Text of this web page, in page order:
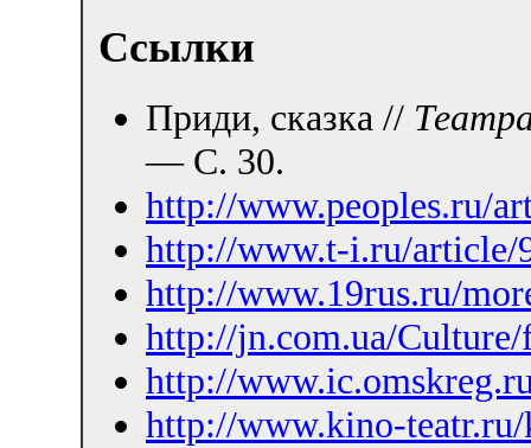
Ссылки
Приди, сказка //
— С. 30.
http://www.peoples.ru/
http://www.t-i.ru/article/
http://www.19rus.ru/
http://jn.com.ua/
http://
http://www.kino-